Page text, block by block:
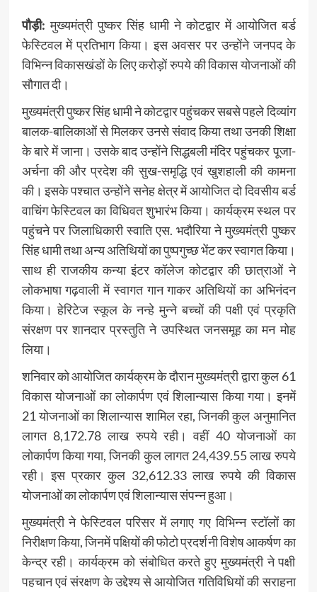
पौड़ी:मुख्यमंत्री पुष्कर सिंह धामी ने कोटद्वार में आयोजित बर्ड
फेस्टिवल में प्रतिभाग किया। इस अवसर पर उन्होंने जनपद के
विभिन्न विकासखंडों के लिए करोड़ों रुपये की विकास योजनाओं की
सौगात दी।
मुख्यमंत्री पुष्कर सिंह धामी ने कोटद्वार पहुंचकर सबसे पहले दिव्यांग
बालक-बालिकाओं से मिलकर उनसे संवाद किया तथा उनकी शिक्षा
के बारे में जाना। उसके बाद उन्होंने सिद्धबली मंदिर पहुंचकर पूजा-
अर्चना की और प्रदेश की सुख-समृद्धि एवं खुशहाली की कामना
की। इसके पश्चात उन्होंने सनेह क्षेत्र में आयोजित दो दिवसीय बर्ड
वाचिंग फेस्टिवल का विधिवत शुभारंभ किया। कार्यक्रम स्थल पर
पहुंचने पर जिलाधिकारी स्वाति एस. भदौरिया ने मुख्यमंत्री पुष्कर
सिंह धामी तथा अन्य अतिथियों का पुष्पगुच्छ भेंट कर स्वागत किया।
साथ ही राजकीय कन्या इंटर कॉलेज कोटद्वार की छात्राओं ने
लोकभाषा गढ़वाली में स्वागत गान गाकर अतिथियों का अभिनंदन
किया। हेरिटेज स्कूल के नन्हे मुन्ने बच्चों की पक्षी एवं प्रकृति
संरक्षण पर शानदार प्रस्तुति ने उपस्थित जनसमूह का मन मोह
लिया।
शनिवार को आयोजित कार्यक्रम के दौरान मुख्यमंत्री द्वारा कुल 61
विकास योजनाओं का लोकार्पण एवं शिलान्यास किया गया। इनमें
21 योजनाओं का शिलान्यास शामिल रहा, जिनकी कुल अनुमानित
लागत 8,172.78 लाख रुपये रही। वहीं 40 योजनाओं का
लोकार्पण किया गया, जिनकी कुल लागत 24,439.55 लाख रुपये
रही। इस प्रकार कुल 32,612.33 लाख रुपये की विकास
योजनाओं का लोकार्पण एवं शिलान्यास संपन्न हुआ।
मुख्यमंत्री ने फेस्टिवल परिसर में लगाए गए विभिन्न स्टॉलों का
निरीक्षण किया, जिनमें पक्षियों की फोटो प्रदर्शनी विशेष आकर्षण का
केन्द्र रही। कार्यक्रम को संबोधित करते हुए मुख्यमंत्री ने पक्षी
पहचान एवं संरक्षण के उद्देश्य से आयोजित गतिविधियों की सराहना